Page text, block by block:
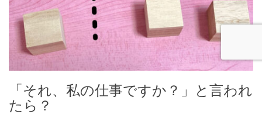
「それ、私の仕事ですか？」と言われ
たら？